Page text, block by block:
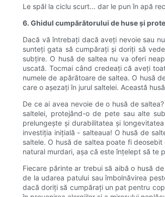
Le spăl la ciclu scurt... dar le pun în apă
6. Ghidul cumpărătorului de huse și
Dacă vă întrebați dacă aveți nevoie sau
sunteți gata să cumpărați și doriți să
subțire. O husă de saltea nu va oferi
uscată. Tocmai când credeați că aveți
numele de apărătoare de saltea. O husă
care o așezați în jurul saltelei. Această
De ce ai avea nevoie de o husă de
saltelei, protejând-o de pete sau alte
prelungește și durabilitatea și
investiția inițială - salteaua! O husă de
saltele. O husă de saltea poate fi
natural murdari, așa că este înțelept să te
Fiecare părinte ar trebui să aibă o husă
de la udarea patului sau îmbolnăvirea
dacă doriți să cumpărați un pat pentru